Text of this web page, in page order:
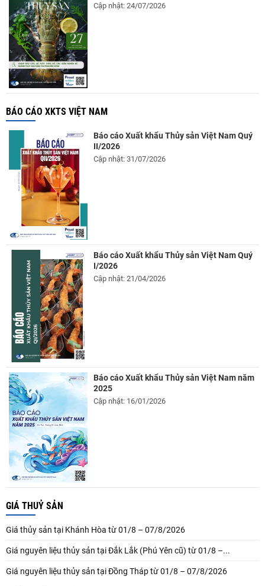
Cập nhật: 24/07/2026
BÁO CÁO XKTS VIỆT NAM
Báo cáo Xuất khẩu Thủy sản Việt Nam Quý
II/2026
Cập nhật: 31/07/2026
Báo cáo Xuất khẩu Thủy sản Việt Nam Quý
I/2026
Cập nhật: 21/04/2026
Báo cáo Xuất khẩu Thủy sản Việt Nam năm
2025
Cập nhật: 16/01/2026
GIÁ THUỶ SẢN
Giá thủy sản tại Khánh Hòa từ 01/8 – 07/8/2026
Giá nguyên liệu thủy sản tại Đắk Lắk (Phú Yên cũ) từ 01/8 –...
Giá nguyên liệu thủy sản tại Đồng Tháp từ 01/8 – 07/8/2026